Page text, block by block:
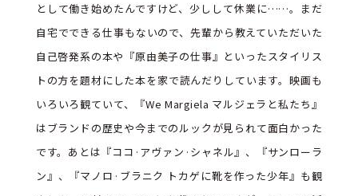
として働き始めたんですけど、少しして休業に……。まだ
自宅でできる仕事もないので、先輩から教えていただいた
自己啓発系の本や『原由美子の仕事』といったスタイリス
トの方を題材にした本を家で読んだりしています。映画も
いろいろ観ていて、『We Margiela マルジェラと私たち』
はブランドの歴史や今までのルックが見られて面白かった
です。あとは『ココ·アヴァン·シャネル』、『サンローラ
ン』、『マノロ·ブラニク トカゲに靴を作った少年』も観